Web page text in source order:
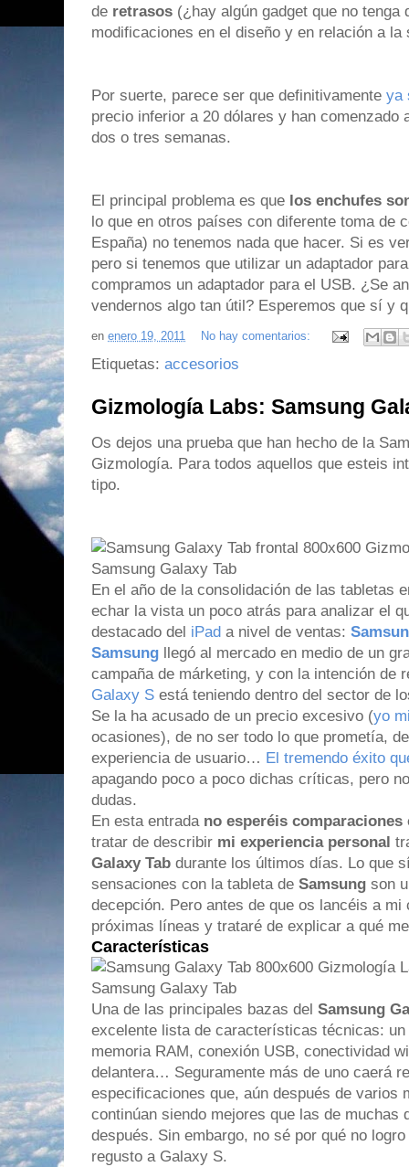
de retrasos (¿hay algún gadget que no tenga
modificaciones en el diseño y en relación a la
Por suerte, parece ser que definitivamente ya
precio inferior a 20 dólares y han comenzado
dos o tres semanas.
El principal problema es que los enchufes
lo que en otros países con diferente toma de
España) no tenemos nada que hacer. Si es
pero si tenemos que utilizar un adaptador
compramos un adaptador para el USB. ¿Se
vendernos algo tan útil? Esperemos que sí y
en enero 19, 2011 No hay comentarios:
Etiquetas: accesorios
Gizmología Labs: Samsung
Os dejos una prueba que han hecho de la
Gizmología. Para todos aquellos que esteis
tipo.
En el año de la consolidación de las tabletas
echar la vista un poco atrás para analizar el
destacado del iPad a nivel de ventas:
Samsung llegó al mercado en medio de un
campaña de márketing, y con la intención de
Galaxy S está teniendo dentro del sector de
Se la ha acusado de un precio excesivo (yo
ocasiones), de no ser todo lo que prometía,
experiencia de usuario… El tremendo éxito
apagando poco a poco dichas críticas, pero
dudas.
En esta entrada no esperéis comparaciones
tratar de describir mi experiencia personal
Galaxy Tab durante los últimos días. Lo que
sensaciones con la tableta de Samsung son
decepción. Pero antes de que os lancéis a mi
próximas líneas y trataré de explicar a qué
Características
Una de las principales bazas del Samsung
excelente lista de características técnicas:
memoria RAM, conexión USB, conectividad
delantera… Seguramente más de uno caerá
especificaciones que, aún después de varios
continúan siendo mejores que las de muchas
después. Sin embargo, no sé por qué no
regusto a Galaxy S.